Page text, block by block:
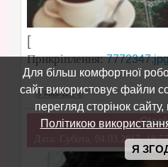
[
Прикріплення:
Дата: Субота, 04.03.2017,
Для більш комфортної
сайт використовує файли
перегляд сторінок
Політикою
Я